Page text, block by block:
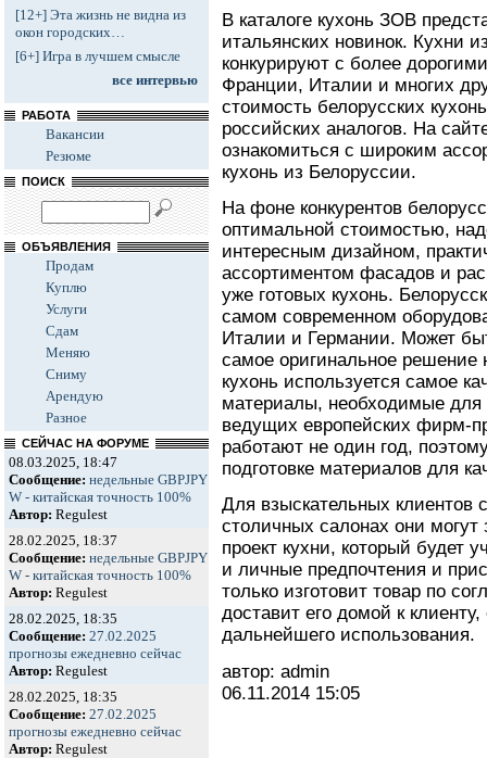
[12+] Эта жизнь не видна из
окон городских…
[6+] Игра в лучшем смысле
все интервью
РАБОТА
Вакансии
Резюме
ПОИСК
ОБЪЯВЛЕНИЯ
Продам
Куплю
Услуги
Сдам
Меняю
Сниму
Арендую
Разное
СЕЙЧАС НА ФОРУМЕ
08.03.2025, 18:47
Сообщение: недельные GBPJPY
W - китайская точность 100%
Автор: Regulest
28.02.2025, 18:37
Сообщение: недельные GBPJPY
W - китайская точность 100%
Автор: Regulest
28.02.2025, 18:35
Сообщение: 27.02.2025
прогнозы ежедневно сейчас
Автор: Regulest
28.02.2025, 18:35
Сообщение: 27.02.2025
прогнозы ежедневно сейчас
Автор: Regulest
В каталоге кухонь ЗОВ
итальянских новинок. Кухни
конкурируют с более
Франции, Италии и многих
стоимость белорусских
российских аналогов. На
ознакомиться с широким
кухонь из Белоруссии.
На фоне конкурентов
оптимальной стоимостью,
интересным дизайном,
ассортиментом фасадов и
уже готовых кухонь.
самом современном
Италии и Германии. Может
самое оригинальное решение
кухонь используется самое
материалы, необходимые для
ведущих европейских фирм-
работают не один год,
подготовке материалов для
Для взыскательных клиентов
столичных салонах они
проект кухни, который будет
и личные предпочтения и
только изготовит товар по
доставит его домой к
дальнейшего использования.
автор: admin
06.11.2014 15:05